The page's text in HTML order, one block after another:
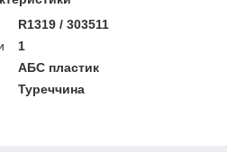
R1319 / 303511
1
АБС пластик
Туреччина